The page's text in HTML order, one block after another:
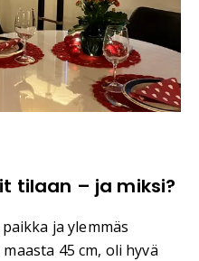
tilaan – ja miksi?
ja ylemmäs
45 cm, oli hyvä